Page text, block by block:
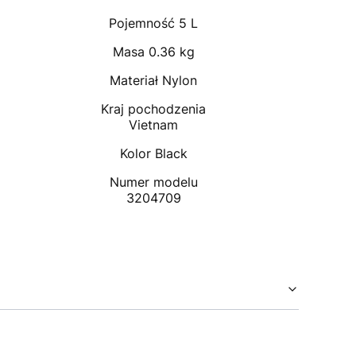
Pojemność 5 L
Masa 0.36 kg
Materiał Nylon
Kraj pochodzenia
Vietnam
Kolor Black
Numer modelu
3204709